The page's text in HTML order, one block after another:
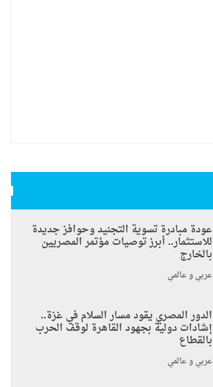
عودة مبادرة تسوية التجنيد وحوافز جديدة
للاستثمار.. أبرز توصيات مؤتمر المصريين
بالخارج
عربي و عالمي
الدور المصري يقود مسار السلام في غزة..
إشادات دولية بجهود القاهرة لوقف الحرب
بالقطاع
عربي و عالمي